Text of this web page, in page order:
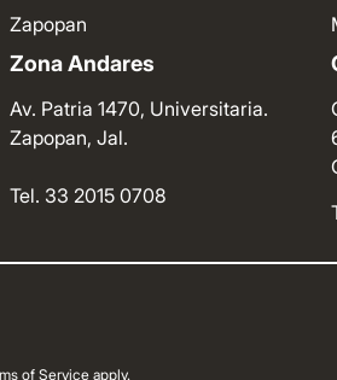
Zapopan
Zona Andares
Av. Patria 1470, Universitaria.
Zapopan, Jal.
Tel. 33 2015 0708
of Service apply.